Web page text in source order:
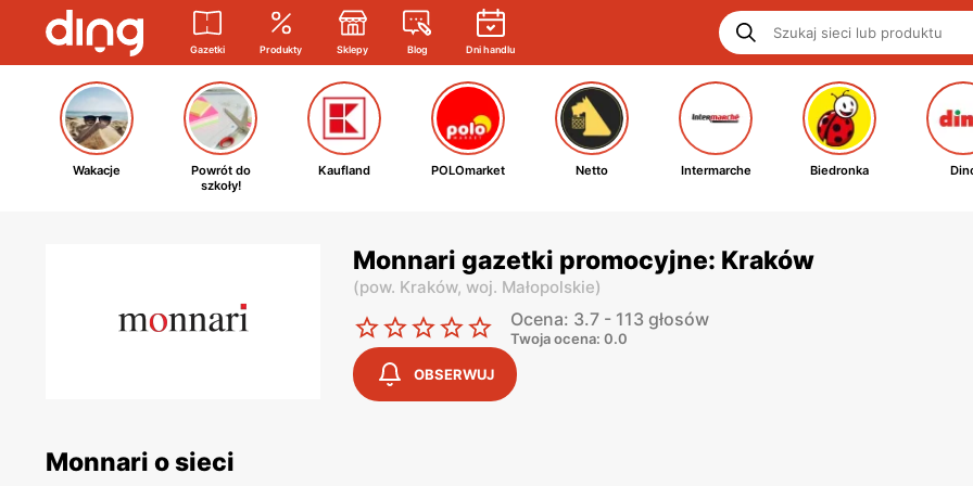
Gazetki Produkty Sklepy Blog Dni handlu
Wakacje
Powrót do
szkoły!
Kaufland POLOmarket Netto Intermarche Biedronka
Monnari gazetki promocyjne: Kraków
(pow. Kraków, woj. Małopolskie)
Ocena: 3.7 - 113 głosów
Twoja ocena: 0.0
OBSERWUJ
Monnari o sieci